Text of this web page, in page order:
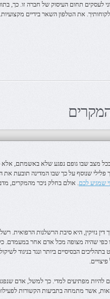
לעסקים תחום העיסוק של חברה זו. כך,
את הטלפון השאר בידיים מקצועיות.
המקרים
בכל מצב שבו גופם נפגע שלא באשמתם,
פלילי שנוסף על כך שבו המדינה תובעת
שמגיע לכם. אולם בחלק ניכר מהמקרים,
דין נזיקין, היא סיבת הרשלנות הרפואית.
כפי שהיה מצופה מכל אדם אחר במעמדם.
הבסיסיים ביותר ונגד בניגוד
להיות מפתיעים למדי. כך למשל, אדם
אשר מתמחה בתביעות הקשורות